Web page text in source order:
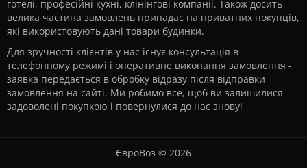
готелі, професійні кухні, клінінгові компанії. Також досить
велика частина замовлень припадає на приватних покупців,
які використовують дані товари будинки.
Для зручності клієнтів у нас існує консультація в
телефонному режимі і оперативне виконання замовлення -
заявка передається в обробку відразу після відправки
замовлення на сайті. Ми робимо все, щоб ви залишилися
задоволені покупкою і повернулися до нас знову!
ЄвроВоз © 2026